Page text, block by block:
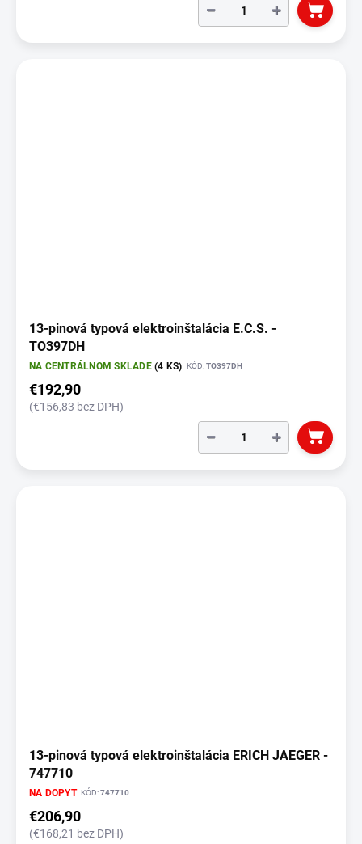
+
−
13-pinová typová elektroinštalácia E.C.S. -
TO397DH
NA CENTRÁLNOM SKLADE(4 KS) KÓD:TO397DH
€192,90
(€156,83 bez DPH)
+
−
13-pinová typová elektroinštalácia ERICH JAEGER -
747710
NA DOPYT KÓD:747710
€206,90
(€168,21 bez DPH)